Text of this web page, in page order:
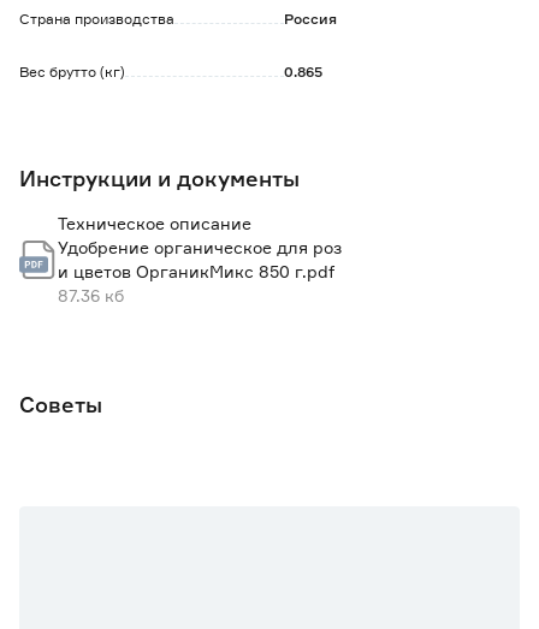
Страна производства Россия
Вес брутто (кг) 0.865
Инструкции и документы
Техническое описание
Удобрение органическое для роз
и цветов ОрганикМикс 850 г.pdf
87.36 кб
Советы